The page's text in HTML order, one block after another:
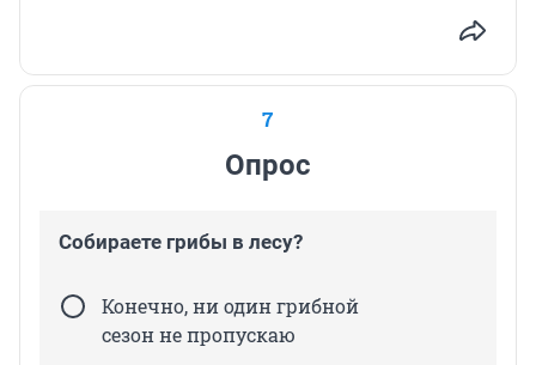
7
Опрос
Собираете грибы в лесу?
Конечно, ни один грибной
сезон не пропускаю